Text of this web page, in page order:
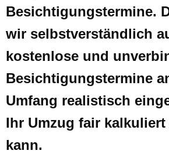
Besichtigungstermine.
wir selbstverständlich
kostenlose und
Besichtigungstermine
Umfang realistisch
Ihr Umzug fair kalkuliert
kann.